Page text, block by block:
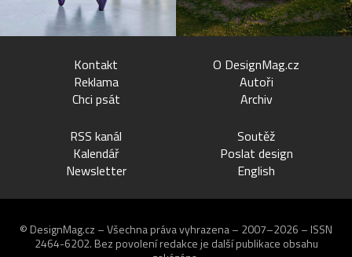
Kontakt
Reklama
Chci psát
O DesignMag.cz
Autoři
Archiv
RSS kanál
Kalendář
Newsletter
Soutěž
Poslat design
English
© DesignMag.cz – Všechna práva vyhrazena – 2007–2026 – ISSN
2464-6202. Bez povolení redakce je další publikace obsahu